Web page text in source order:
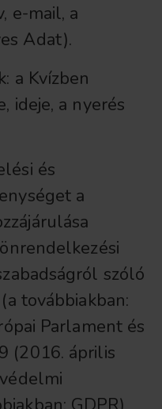
e-mail, a
Adat).
a Kvízben
ideje, a nyerés
és
a
szóló
továbbiakban:
Parlament és
(2016. április